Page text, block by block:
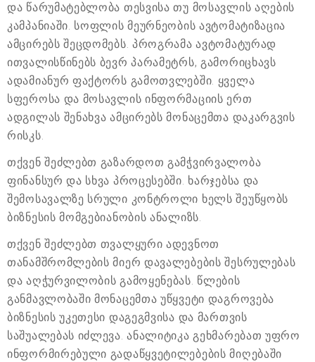
და წარუმატებლობა თესვისა თუ მოსავლის აღების
კამპანიაში. სოფლის მეურნეობის ავტომატიზაცია
ამცირებს შეცდომებს. პროგრამა ავტომატურად
ითვალისწინებს ბევრ პარამეტრს, გამორიცხავს
ადამიანურ ფაქტორს გამოთვლებში. ყველა
სფეროსა და მოსავლის ინფორმაციის ერთ
ადგილას შენახვა ამცირებს მონაცემთა დაკარგვის
რისკს.
თქვენ შეძლებთ გაზარდოთ გამჭვირვალობა
ფინანსურ და სხვა პროცესებში. ხარჯებსა და
შემოსავალზე სრული კონტროლი ხელს შეუწყობს
ბიზნესის მომგებიანობის ანალიზს.
თქვენ შეძლებთ თვალყური ადევნოთ
თანამშრომლების მიერ დავალებების შესრულებას
და აღჭურვილობის გამოყენებას. წლების
განმავლობაში მონაცემთა უწყვეტი დაგროვება
ბიზნესის უკეთესი დაგეგმვისა და მართვის
საშუალებას იძლევა. ანალიტიკა გეხმარებათ უფრო
ინფორმირებული გადაწყვეტილებების მიღებაში